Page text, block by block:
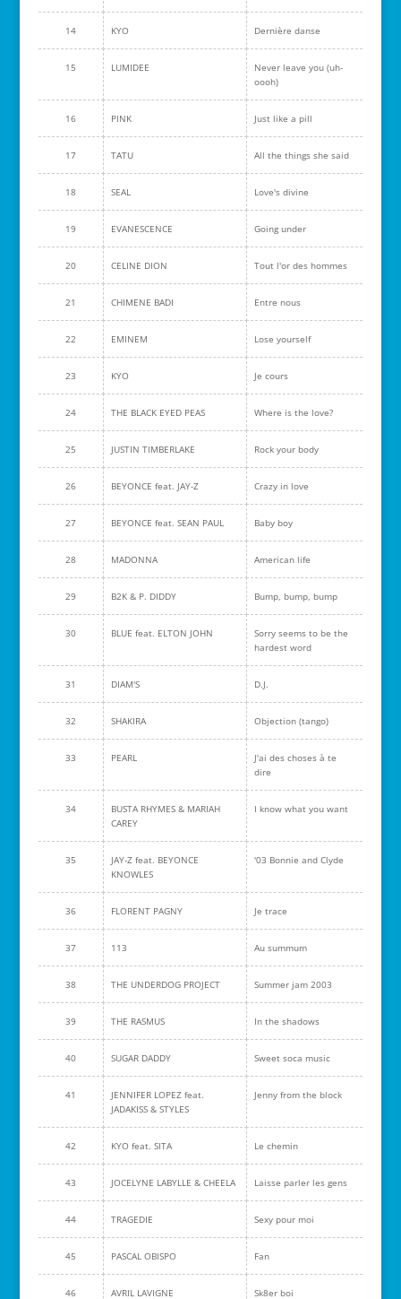
14 KYO Dernière danse
15 LUMIDEE
Never leave you (uh-
oooh)
16 PINK Just like a pill
17 TATU All the things she said
18 SEAL Love's divine
19 EVANESCENCE Going under
20 CELINE DION Tout l'or des hommes
21 CHIMENE BADI Entre nous
22 EMINEM Lose yourself
23 KYO Je cours
24 THE BLACK EYED PEAS Where is the love?
25 JUSTIN TIMBERLAKE Rock your body
26 BEYONCE feat. JAY-Z Crazy in love
27 BEYONCE feat. SEAN PAUL Baby boy
28 MADONNA American life
29 B2K & P. DIDDY Bump, bump, bump
30 BLUE feat. ELTON JOHN
Sorry seems to be the
hardest word
31 DIAM'S D.J.
32 SHAKIRA Objection (tango)
33 PEARL
J'ai des choses à te
dire
34
BUSTA RHYMES & MARIAH
CAREY
I know what you want
35
JAY-Z feat. BEYONCE
KNOWLES
'03 Bonnie and Clyde
36 FLORENT PAGNY Je trace
37 113 Au summum
38 THE UNDERDOG PROJECT Summer jam 2003
39 THE RASMUS In the shadows
40 SUGAR DADDY Sweet soca music
41
JENNIFER LOPEZ feat.
JADAKISS & STYLES
Jenny from the block
42 KYO feat. SITA Le chemin
43 JOCELYNE LABYLLE & CHEELA Laisse parler les gens
44 TRAGEDIE Sexy pour moi
45 PASCAL OBISPO Fan
46 AVRIL LAVIGNE Sk8er boi